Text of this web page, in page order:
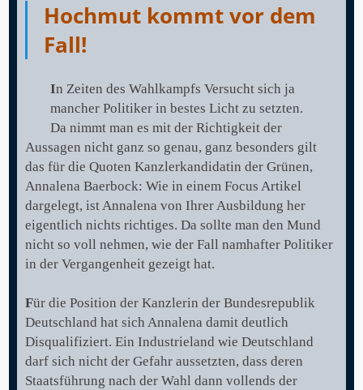
Hochmut kommt vor dem
Fall!
In Zeiten des Wahlkampfs Versucht sich ja
mancher Politiker in bestes Licht zu setzten.
Da nimmt man es mit der Richtigkeit der
Aussagen nicht ganz so genau, ganz besonders gilt
das für die Quoten Kanzlerkandidatin der Grünen,
Annalena Baerbock: Wie in einem Focus Artikel
dargelegt, ist Annalena von Ihrer Ausbildung her
eigentlich nichts richtiges. Da sollte man den Mund
nicht so voll nehmen, wie der Fall namhafter Politiker
in der Vergangenheit gezeigt hat.
Für die Position der Kanzlerin der Bundesrepublik
Deutschland hat sich Annalena damit deutlich
Disqualifiziert. Ein Industrieland wie Deutschland
darf sich nicht der Gefahr aussetzten, dass deren
Staatsführung nach der Wahl dann vollends der